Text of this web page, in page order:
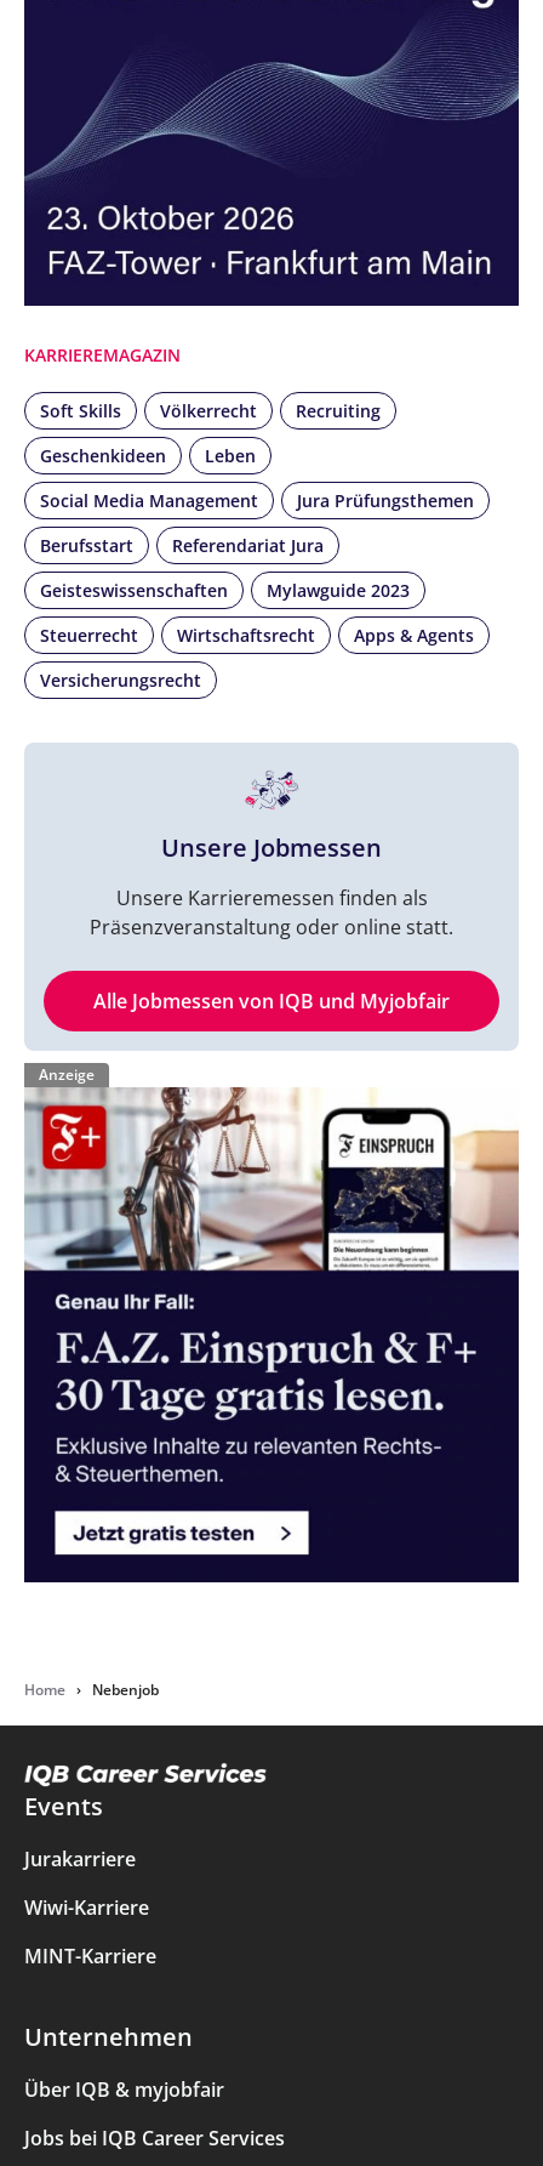
KARRIEREMAGAZIN
Soft Skills Völkerrecht
Recruiting
Geschenkideen
Leben
Social Media Management
Jura Prüfungsthemen
Berufsstart
Referendariat Jura
Geisteswissenschaften
Mylawguide 2023
Steuerrecht
Wirtschaftsrecht
Apps & Agents
Versicherungsrecht
Unsere Jobmessen
Unsere Karrieremessen finden als
Präsenzveranstaltung oder online statt.
Alle Jobmessen von IQB und Myjobfair
Anzeige
Home › Nebenjob
Events
Jurakarriere
Wiwi-Karriere
MINT-Karriere
Unternehmen
Über IQB & myjobfair
Jobs bei IQB Career Services